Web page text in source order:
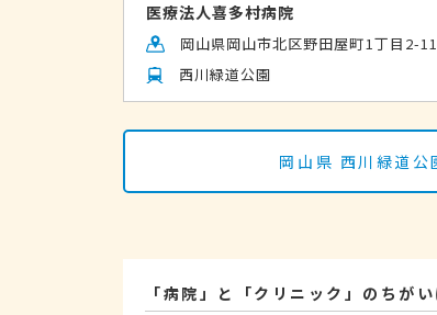
医療法人喜多村病院
岡山県岡山市北区野田屋町1丁目2-11
西川緑道公園
岡山県 西川緑道公
「病院」と「クリニック」のちが